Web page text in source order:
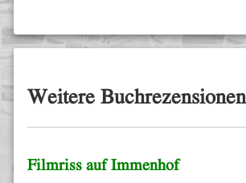
Weitere Buchrezensionen
Filmriss auf Immenhof